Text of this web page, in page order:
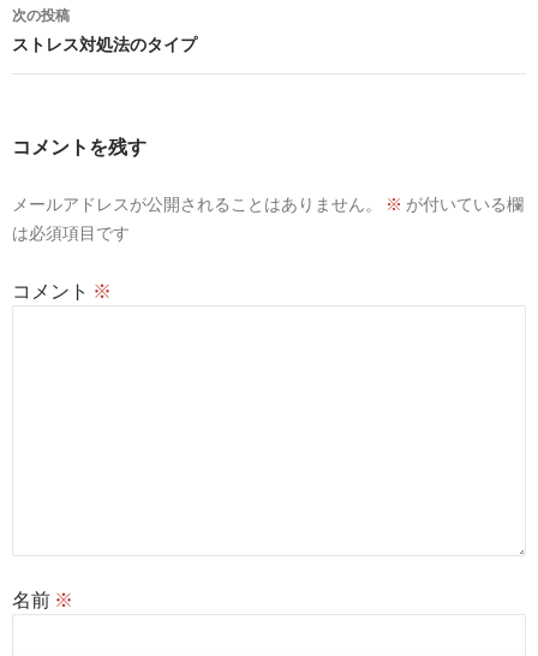
ビ
ゲ
ョ
次の投稿
ストレス対処法のタイプ
コメントを残す
メールアドレスが公開されることはありません。 ※ が付いている欄
は必須項目です
コメント ※
名前 ※